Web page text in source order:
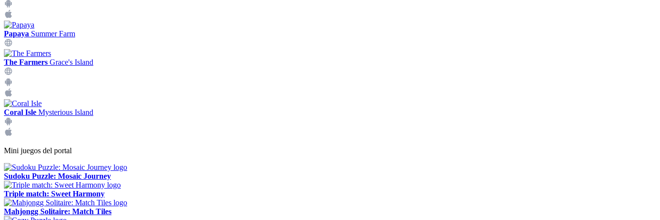
Papaya Summer Farm
The Farmers Grace's Island
Coral Isle Mysterious Island
Mini juegos del portal
Sudoku Puzzle: Mosaic Journey
Triple match: Sweet Harmony
Mahjongg Solitaire: Match Tiles